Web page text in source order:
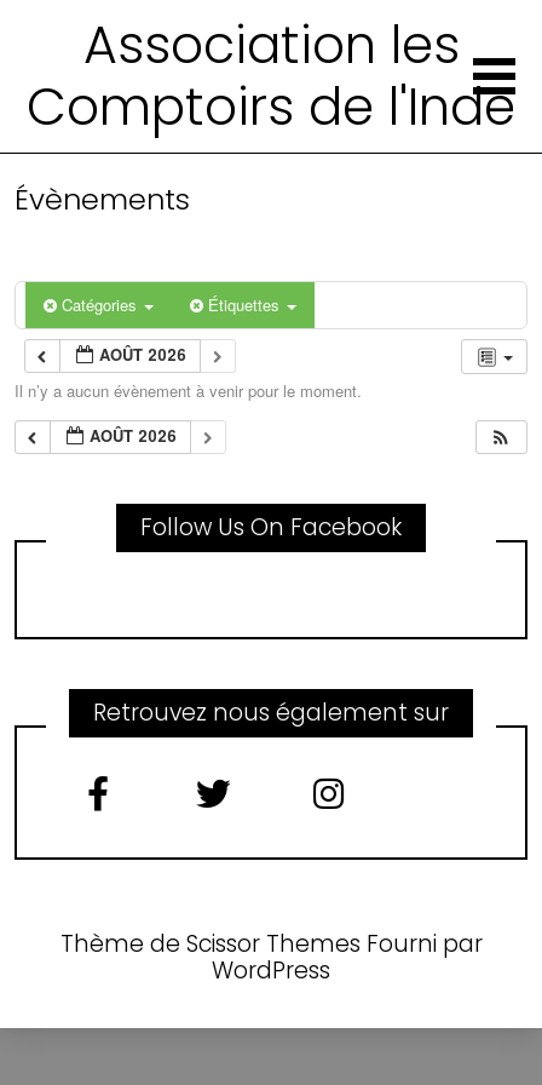
Association les
Comptoirs de l'Inde
Évènements
Catégories Étiquettes
AOÛT 2026
Il n’y a aucun évènement à venir pour le moment.
AOÛT 2026
Follow Us On Facebook
Retrouvez nous également sur
Thème de Scissor Themes Fourni par
WordPress